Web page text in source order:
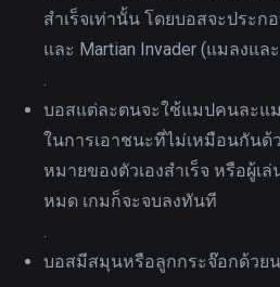
สำเร็จเท่านั้น โดยบอสจะประก
และ Martian Invader (แมลงและ
.
บอสแต่ละตนจะใช้แมปคนละแ
ในการเอาชนะที่ไม่เหมือนกันด้
หมายของตัวเองสำเร็จ หรือผู้เ
หมด เกมก็จะจบลงทันที
.
บอสมีสมุนหรือลูกกระจ๊อกด้วยน